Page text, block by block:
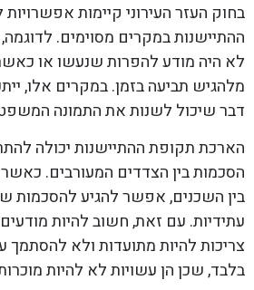
בחוק העזר העירוני קיימות
ההתיישנות במקרים מסוימים.
לא היה מודע להפרות שנעשו או
מלהגיש תביעה בזמן. במקרים אלו,
דבר שיכול לשנות את התמונה
הארכת תקופת ההתיישנות יכולה
הסכמות בין הצדדים המעורבים.
בין השכנים, אפשר להגיע להסכמות
עתידיות. עם זאת, חשוב להיות
צריכות להיות מתועדות ולא להסתמך
בלבד, שכן הן עשויות לא להיות